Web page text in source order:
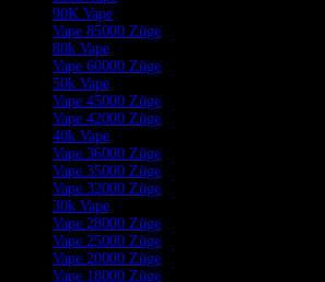
90K Vape
Vape 85000 Züge
80k Vape
Vape 60000 Züge
50k Vape
Vape 45000 Züge
Vape 42000 Züge
40k Vape
Vape 36000 Züge
Vape 35000 Züge
Vape 32000 Züge
30k Vape
Vape 28000 Züge
Vape 25000 Züge
Vape 20000 Züge
Vape 18000 Züge